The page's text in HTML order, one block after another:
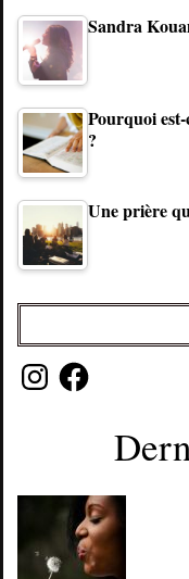
Sandra
Pourquoi
?
Une prière
InstagramFacebook